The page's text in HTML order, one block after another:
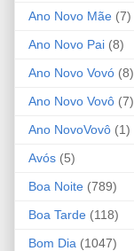
Ano Novo Mãe (7)
Ano Novo Pai (8)
Ano Novo Vovó (8)
Ano Novo Vovô (7)
Ano NovoVovô (1)
Avós (5)
Boa Noite (789)
Boa Tarde (118)
Bom Dia (1047)